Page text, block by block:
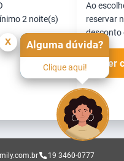
2 noite(s)
Ao
reservar
desconto
Ver
19 3460-0777
Alguma dúvida?
Clique aqui!
x